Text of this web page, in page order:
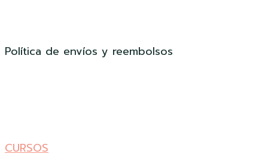
Política de envíos y reembolsos
CURSOS